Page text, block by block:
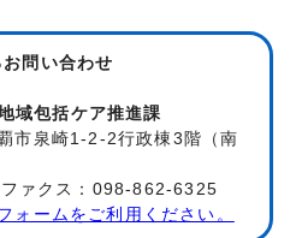
お問い合わせ
域包括ケア推進課
泉崎1-2-2行政棟3階（南
ァクス：098-862-6325
ォームをご利用ください。